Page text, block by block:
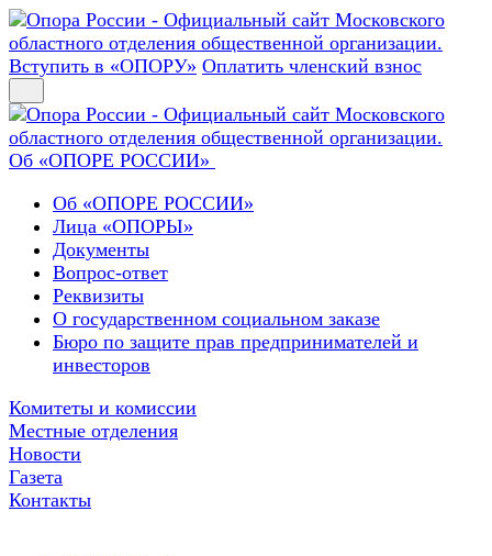
Вступить в «ОПОРУ» Оплатить членский взнос
Об «ОПОРЕ РОССИИ»
Об «ОПОРЕ РОССИИ»
Лица «ОПОРЫ»
Документы
Вопрос-ответ
Реквизиты
О государственном социальном заказе
Бюро по защите прав предпринимателей и
инвесторов
Комитеты и комиссии
Местные отделения
Новости
Газета
Контакты